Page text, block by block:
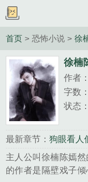
首页 > 恐怖小说 > 徐
徐楠
作者：
字数
状态
最新章节： 狗眼看人
主人公叫徐楠陈嫣
的作者是隔壁戏子